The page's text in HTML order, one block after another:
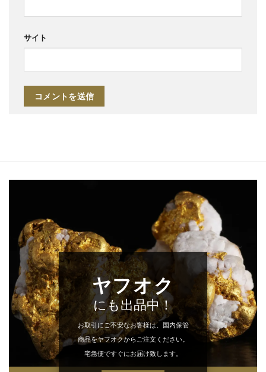
サイト
ヤフオク
にも出品中！
お取引にご不安なお客様は、国内保管
商品をヤフオクからご注文ください。
宅急便ですぐにお届け致します。